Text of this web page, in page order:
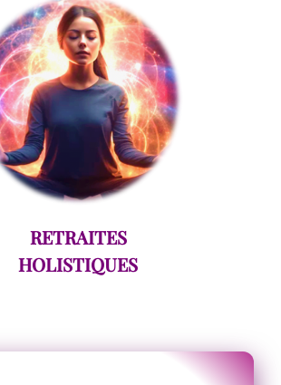
RETRAITES
HOLISTIQUES